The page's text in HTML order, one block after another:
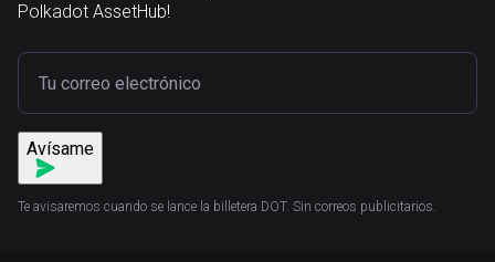
Polkadot AssetHub!
Avísame
Te avisaremos cuando se lance la billetera DOT. Sin correos publicitarios.